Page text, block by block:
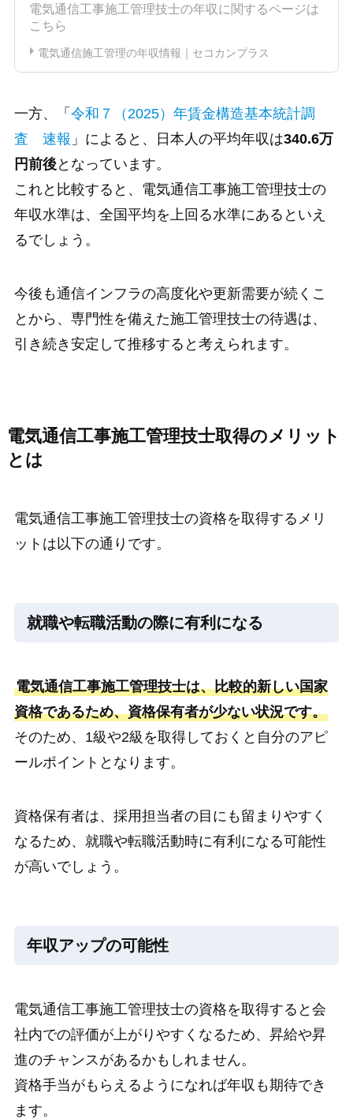
電気通信工事施工管理技士の年収に関するページは
こちら
電気通信施工管理の年収情報｜セコカンプラス
一方、「 令和７（2025）年賃金構造基本統計調
査 速報 」によると、日本人の平均年収は340.6万
円前後となっています。
これと比較すると、電気通信工事施工管理技士の
年収水準は、全国平均を上回る水準にあるといえ
るでしょう。
今後も通信インフラの高度化や更新需要が続くこ
とから、専門性を備えた施工管理技士の待遇は、
引き続き安定して推移すると考えられます。
電気通信工事施工管理技士取得のメリット
とは
電気通信工事施工管理技士の資格を取得するメリ
ットは以下の通りです。
就職や転職活動の際に有利になる
電気通信工事施工管理技士は、比較的新しい国家
資格であるため、資格保有者が少ない状況です。
そのため、1級や2級を取得しておくと自分のアピ
ールポイントとなります。
資格保有者は、採用担当者の目にも留まりやすく
なるため、就職や転職活動時に有利になる可能性
が高いでしょう。
年収アップの可能性
電気通信工事施工管理技士の資格を取得すると会
社内での評価が上がりやすくなるため、昇給や昇
進のチャンスがあるかもしれません。
資格手当がもらえるようになれば年収も期待でき
ます。